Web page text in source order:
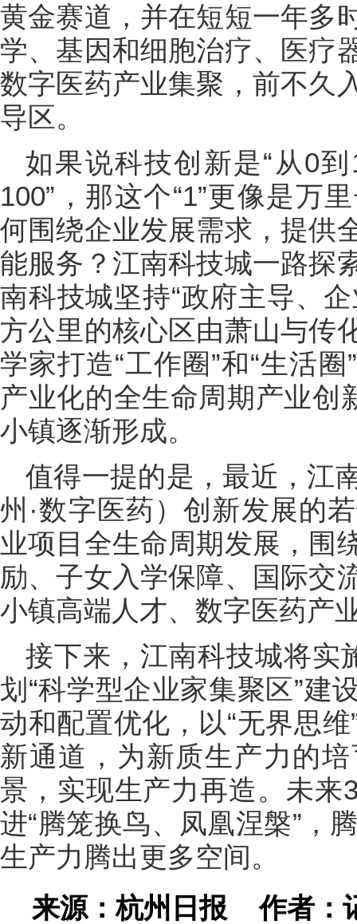
黄金赛道，并在短短一年多
学、基因和细胞治疗、医疗
数字医药产业集聚，前不久
导区。
如果说科技创新是“从0
100”，那这个“1”更像是万
何围绕企业发展需求，提供
能服务？江南科技城一路探
南科技城坚持“政府主导、
方公里的核心区由萧山与传
学家打造“工作圈”和“生活
产业化的全生命周期产业创
小镇逐渐形成。
值得一提的是，最近，江
州·数字医药）创新发展的
业项目全生命周期发展，围
励、子女入学保障、国际交
小镇高端人才、数字医药产
接下来，江南科技城将实
划“科学型企业家集聚区”建
动和配置优化，以“无界思
新通道，为新质生产力的
景，实现生产力再造。未
进“腾笼换鸟、凤凰涅槃”，
生产力腾出更多空间。
来源：杭州日报作者：